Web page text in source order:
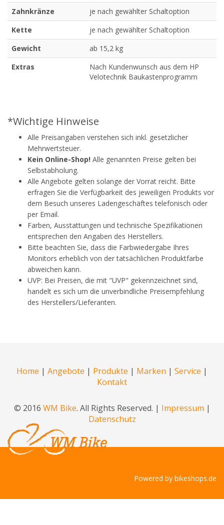
Zahnkränze
je nach gewählter Schaltoption
Kette
je nach gewählter Schaltoption
Gewicht
ab 15,2 kg
Extras
Nach Kundenwunsch aus dem HP
Velotechnik Baukastenprogramm
*Wichtige Hinweise
Alle Preisangaben verstehen sich inkl. gesetzlicher
Mehrwertsteuer.
Kein Online-Shop! Alle genannten Preise gelten bei
Selbstabholung.
Alle Angebote gelten solange der Vorrat reicht. Bitte
erfragen Sie die Verfügbarkeit des jeweiligen Produkts vor
dem Besuch unseres Ladengeschäftes telefonisch oder
per Email.
Farben, Ausstattungen und technische Spezifikationen
entsprechen den Angaben des Herstellers.
Bitte beachten Sie, dass die Farbwiedergabe Ihres
Monitors erheblich von der tatsächlichen Produktfarbe
abweichen kann.
UVP: Bei Preisen, die mit "UVP" gekennzeichnet sind,
handelt es sich um die unverbindliche Preisempfehlung
des Herstellers/Lieferanten.
Home | Angebote | Produkte | Marken | Service |
Kontakt
© 2016 WM Bike. All Rights Reserved. | Impressum |
Datenschutz
Powered by bikeshops.de